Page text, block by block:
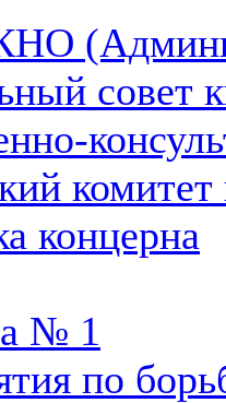
совет
концерна
№ 1
по